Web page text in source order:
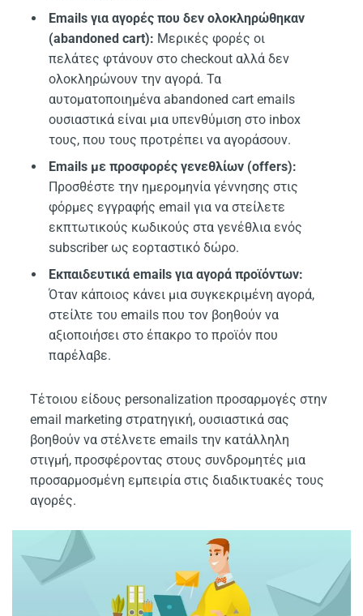
Emails για αγορές που δεν ολοκληρώθηκαν
(abandoned cart): Μερικές φορές οι
πελάτες φτάνουν στο checkout αλλά δεν
ολοκληρώνουν την αγορά. Τα
αυτοματοποιημένα abandoned cart emails
ουσιαστικά είναι μια υπενθύμιση στο inbox
τους, που τους προτρέπει να αγοράσουν.
Emails με προσφορές γενεθλίων (offers):
Προσθέστε την ημερομηνία γέννησης στις
φόρμες εγγραφής email για να στείλετε
εκπτωτικούς κωδικούς στα γενέθλια ενός
subscriber ως εορταστικό δώρο.
Εκπαιδευτικά emails για αγορά προϊόντων:
Όταν κάποιος κάνει μια συγκεκριμένη αγορά,
στείλτε του emails που τον βοηθούν να
αξιοποιήσει στο έπακρο το προϊόν που
παρέλαβε.
Τέτοιου είδους personalization προσαρμογές στην
email marketing στρατηγική, ουσιαστικά σας
βοηθούν να στέλνετε emails την κατάλληλη
στιγμή, προσφέροντας στους συνδρομητές μια
προσαρμοσμένη εμπειρία στις διαδικτυακές τους
αγορές.